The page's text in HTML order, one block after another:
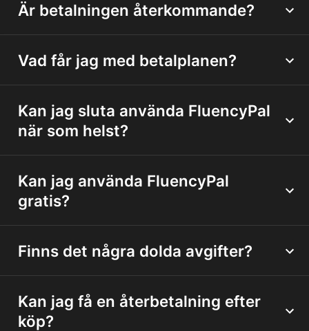
Är betalningen återkommande?
Vad får jag med betalplanen?
Kan jag sluta använda FluencyPal
när som helst?
Kan jag använda FluencyPal
gratis?
Finns det några dolda avgifter?
Kan jag få en återbetalning efter
köp?